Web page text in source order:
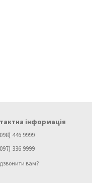
інформація
446 9999
336 9999
вам?